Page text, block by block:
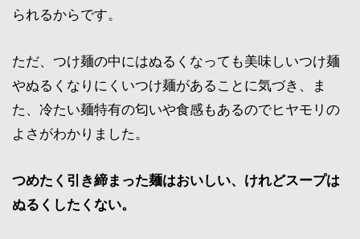
られるからです。
ただ、つけ麺の中にはぬるくなっても美味しいつけ麺
やぬるくなりにくいつけ麺があることに気づき、ま
た、冷たい麺特有の匂いや食感もあるのでヒヤモリの
よさがわかりました。
つめたく引き締まった麺はおいしい、けれどスープは
ぬるくしたくない。